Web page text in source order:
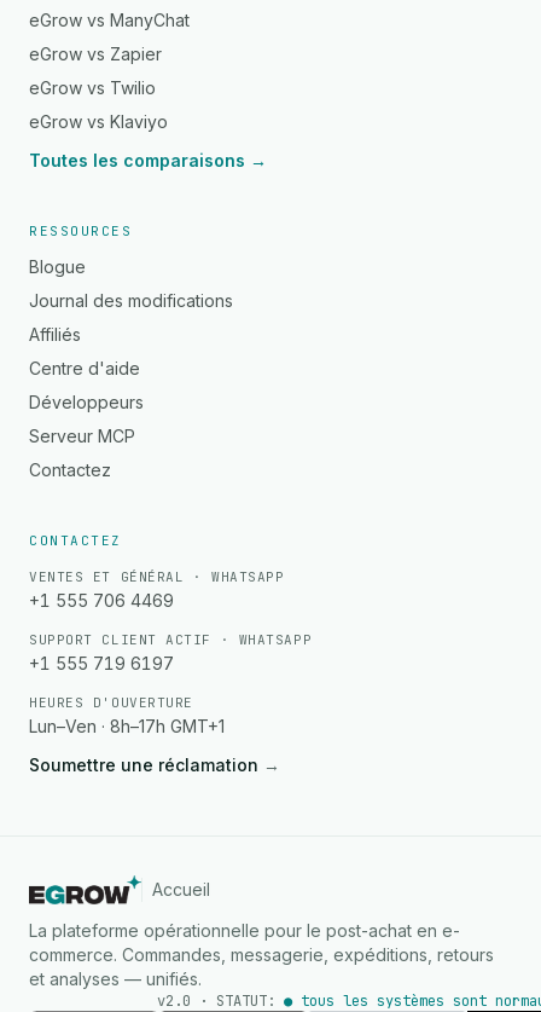
eGrow vs ManyChat
eGrow vs Zapier
eGrow vs Twilio
eGrow vs Klaviyo
Toutes les comparaisons →
RESSOURCES
Blogue
Journal des modifications
Affiliés
Centre d'aide
Développeurs
Serveur MCP
Contactez
CONTACTEZ
VENTES ET GÉNÉRAL · WHATSAPP
+1 555 706 4469
SUPPORT CLIENT ACTIF · WHATSAPP
+1 555 719 6197
HEURES D'OUVERTURE
Lun–Ven · 8h–17h GMT+1
Soumettre une réclamation →
Accueil
La plateforme opérationnelle pour le post-achat en e-
commerce. Commandes, messagerie, expéditions, retours
et analyses — unifiés.
v2.0 · STATUT: ● tous les systèmes sont